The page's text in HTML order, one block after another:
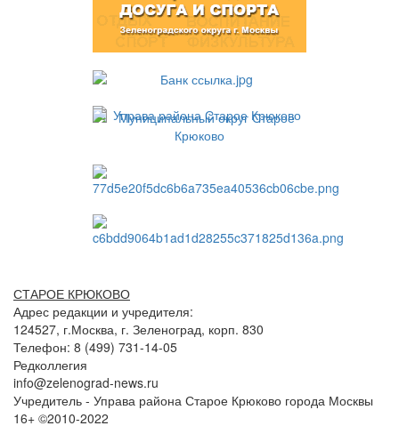
СТАРОЕ КРЮКОВО
Адрес редакции и учредителя:
124527, г.Москва, г. Зеленоград, корп. 830
Телефон: 8 (499) 731-14-05
Редколлегия
info@zelenograd-news.ru
Учредитель - Управа района Старое Крюково города Москвы
16+ ©2010-2022